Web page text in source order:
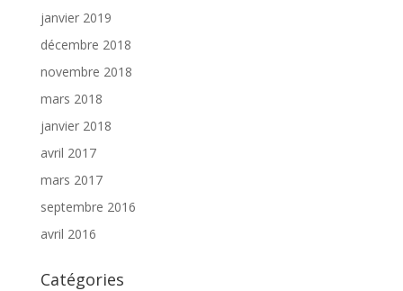
janvier 2019
décembre 2018
novembre 2018
mars 2018
janvier 2018
avril 2017
mars 2017
septembre 2016
avril 2016
Catégories